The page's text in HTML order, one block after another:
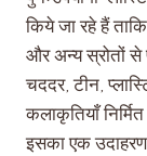
किये जा रहे हैं
और अन्य स्रोतों से
चददर, टीन,
कलाकृतियाँ
इसका एक